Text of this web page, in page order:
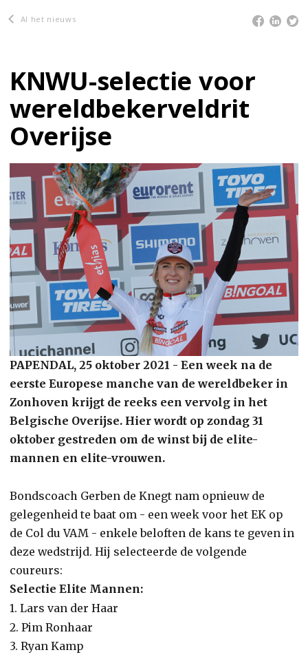
Al het nieuws
KNWU-selectie voor
wereldbekerveldrit
Overijse
PAPENDAL, 25 oktober 2021 - Een week na de
eerste Europese manche van de wereldbeker in
Zonhoven krijgt de reeks een vervolg in het
Belgische Overijse. Hier wordt op zondag 31
oktober gestreden om de winst bij de elite-
mannen en elite-vrouwen.
Bondscoach Gerben de Knegt nam opnieuw de
gelegenheid te baat om - een week voor het EK op
de Col du VAM - enkele beloften de kans te geven in
deze wedstrijd. Hij selecteerde de volgende
coureurs:
Selectie Elite Mannen:
1. Lars van der Haar
2. Pim Ronhaar
3. Ryan Kamp